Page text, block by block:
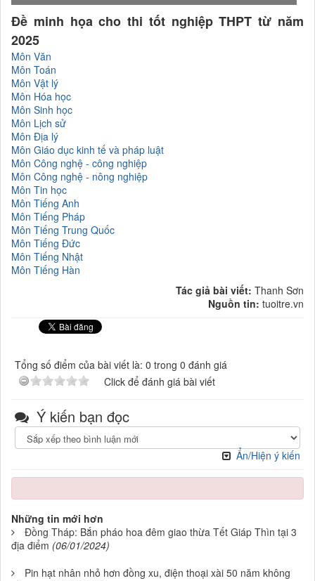
Đề minh họa cho thi tốt nghiệp THPT từ năm
2025
Môn Văn
Môn Toán
Môn Vật lý
Môn Hóa học
Môn Sinh học
Môn Lịch sử
Môn Địa lý
Môn Giáo dục kinh tế và pháp luật
Môn Công nghệ - công nghiệp
Môn Công nghệ - nông nghiệp
Môn Tin học
Môn Tiếng Anh
Môn Tiếng Pháp
Môn Tiếng Trung Quốc
Môn Tiếng Đức
Môn Tiếng Nhật
Môn Tiếng Hàn
Tác giả bài viết: Thanh Sơn
Nguồn tin: tuoitre.vn
Tổng số điểm của bài viết là: 0 trong 0 đánh giá
Click để đánh giá bài viết
Ý kiến bạn đọc
Ẩn/Hiện ý kiến
Những tin mới hơn
Đồng Tháp: Bắn pháo hoa đêm giao thừa Tết Giáp Thìn tại 3
địa điểm (06/01/2024)
Pin hạt nhân nhỏ hơn đồng xu, điện thoại xài 50 năm không